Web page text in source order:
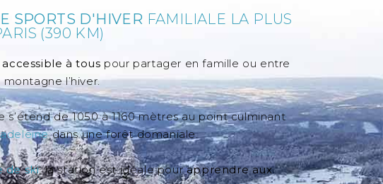
SPORTS D'HIVER FAMILIALE LA PLUS
(390 KM)
accessible à tous pour partager en famille ou entre
l’hiver.
s’étend de 1050 à 1160 mètres au point culminant
dans une forêt domaniale.
de ski, la station est idéale pourapprendre aux